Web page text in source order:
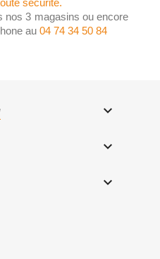
nos 3 magasins ou encore
au 04 74 34 50 84


